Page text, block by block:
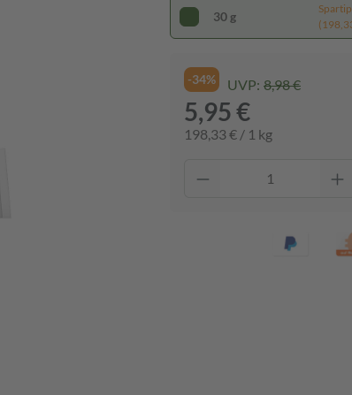
30 g
-34% UVP: 8,98 €
5,95 €
198,33 € / 1 kg